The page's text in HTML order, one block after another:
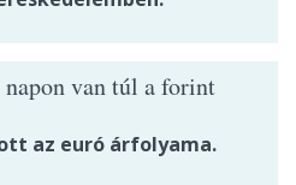
van túl a forint
az euró árfolyama.